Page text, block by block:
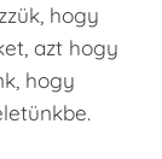
hogy
azt hogy
hogy